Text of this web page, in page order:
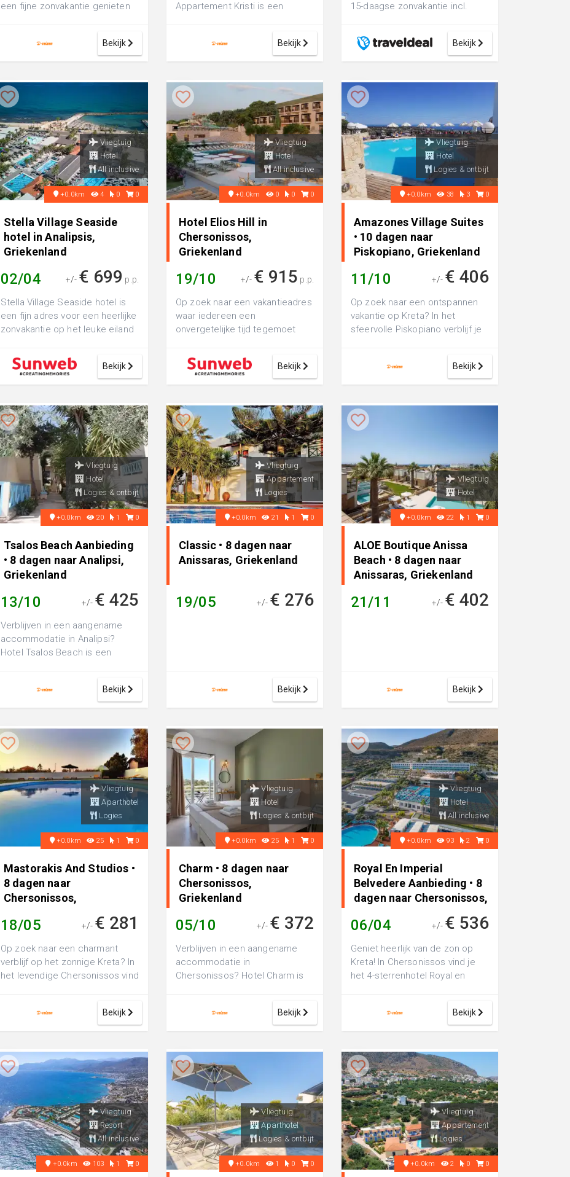
een fijne zonvakantie genieten
Bekijk
Appartement Kristi is een
Bekijk
15-daagse zonvakantie incl.
Bekijk
Vliegtuig
Hotel
All inclusive
+0.0km 4 0 0
Stella Village Seaside
hotel in Analipsis,
Griekenland
02/04 +/- € 699 p.p.
Stella Village Seaside hotel is
een fijn adres voor een heerlijke
zonvakantie op het leuke eiland
Bekijk
Vliegtuig
Hotel
All inclusive
+0.0km 0 0 0
Hotel Elios Hill in
Chersonissos,
Griekenland
19/10 +/- € 915 p.p.
Op zoek naar een vakantieadres
waar iedereen een
onvergetelijke tijd tegemoet
Elios Hill. Je ...
Bekijk
Vliegtuig
Hotel
Logies & ontbijt
+0.0km 38 3 0
Amazones Village Suites
• 10 dagen naar
Piskopiano, Griekenland
11/10 +/- € 406
Op zoek naar een ontspannen
vakantie op Kreta? In het
sfeervolle Piskopiano verblijf je
Bekijk
Vliegtuig
Hotel
Logies & ontbijt
+0.0km 20 1 0
Tsalos Beach Aanbieding
• 8 dagen naar Analipsi,
Griekenland
13/10 +/- € 425
Verblijven in een aangename
accommodatie in Analipsi?
Hotel Tsalos Beach is een
Bekijk
Vliegtuig
Appartement
Logies
+0.0km 21 1 0
Classic • 8 dagen naar
Anissaras, Griekenland
19/05 +/- € 276
Bekijk
Vliegtuig
Hotel
+0.0km 22 1 0
ALOE Boutique Anissa
Beach • 8 dagen naar
Anissaras, Griekenland
21/11 +/- € 402
Bekijk
Vliegtuig
Aparthotel
Logies
+0.0km 25 1 0
Mastorakis And Studios •
8 dagen naar
Chersonissos,
18/05 +/- € 281
Op zoek naar een charmant
verblijf op het zonnige Kreta? In
het levendige Chersonissos vind
Bekijk
Vliegtuig
Hotel
Logies & ontbijt
+0.0km 25 1 0
Charm • 8 dagen naar
Chersonissos,
Griekenland
05/10 +/- € 372
Verblijven in een aangename
accommodatie in
Chersonissos? Hotel Charm is
hotel, perfect voor een ...
Bekijk
Vliegtuig
Hotel
All inclusive
+0.0km 93 2 0
Royal En Imperial
Belvedere Aanbieding • 8
dagen naar Chersonissos,
06/04 +/- € 536
Geniet heerlijk van de zon op
Kreta! In Chersonissos vind je
het 4-sterrenhotel Royal en
Bekijk
Vliegtuig
Resort
All inclusive
+0.0km 103 1 0
Vliegtuig
Aparthotel
Logies & ontbijt
+0.0km 1 0 0
Vliegtuig
Appartement
Logies
+0.0km 2 0 0